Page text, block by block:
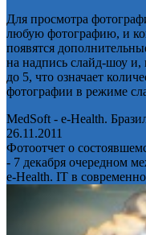
Для просмотра
любую фотографию, и
появятся
на надпись слайд-шоу
до 5, что означает
фотографии в режиме
MedSoft - e-Health.
26.11.2011
Фотоотчет о
- 7 декабря очередном
e-Health. IT в